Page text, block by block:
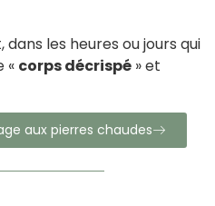
les heures ou jours qui
« corps décrispé » et
aux pierres chaudes